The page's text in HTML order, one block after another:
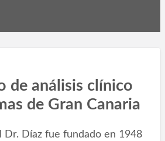
de análisis clínico
de Gran Canaria
Dr. Díaz fue fundado en 1948